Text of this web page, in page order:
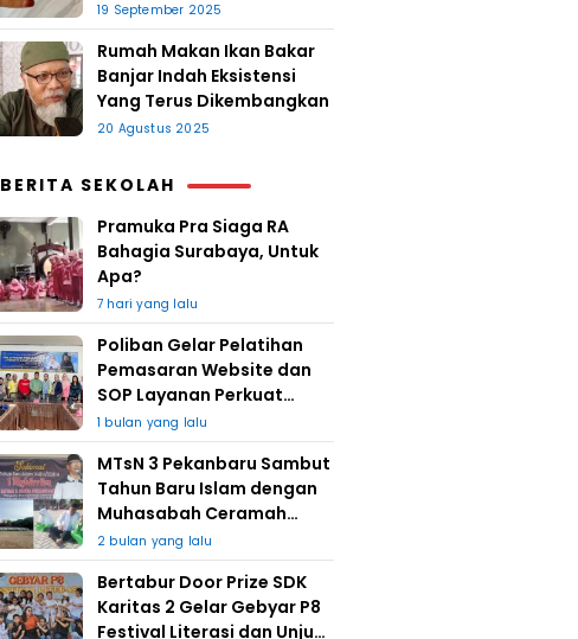
19 September 2025
Rumah Makan Ikan Bakar
Banjar Indah Eksistensi
Yang Terus Dikembangkan
20 Agustus 2025
BERITA SEKOLAH
Pramuka Pra Siaga RA
Bahagia Surabaya, Untuk
Apa?
7 hari yang lalu
Poliban Gelar Pelatihan
Pemasaran Website dan
SOP Layanan Perkuat
UMKM Berkat Guru Kapuh
1 bulan yang lalu
MTsN 3 Pekanbaru Sambut
Tahun Baru Islam dengan
Muhasabah Ceramah
Agama
2 bulan yang lalu
Bertabur Door Prize SDK
Karitas 2 Gelar Gebyar P8
Festival Literasi dan Unjuk